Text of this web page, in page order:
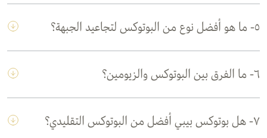
٥- ما هو أفضل نوع من البوتوكس لتجاعيد الجبهة؟
٦- ما الفرق بين البوتوكس والزيومين؟
٧- هل بوتوكس بيبي أفضل من البوتوكس التقليدي؟